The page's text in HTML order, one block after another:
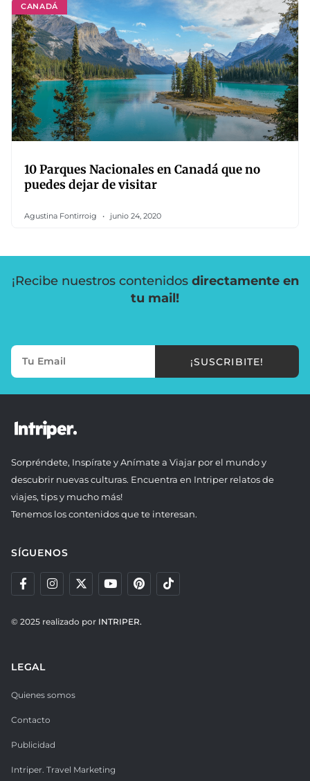
CANADÁ
10 Parques Nacionales en Canadá que no
puedes dejar de visitar
Agustina Fontirroig junio 24, 2020
¡Recibe nuestros contenidos directamente en
tu mail!
¡SUSCRIBITE!
Sorpréndete, Inspírate y Anímate a Viajar por el mundo y
descubrir nuevas culturas. Encuentra en Intriper relatos de
viajes, tips y mucho más!
Tenemos los contenidos que te interesan.
SÍGUENOS
© 2025 realizado por INTRIPER.
LEGAL
Quienes somos
Contacto
Publicidad
Intriper. Travel Marketing